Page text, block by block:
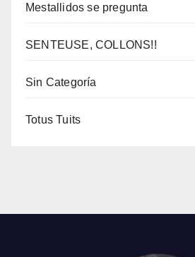
Mestallidos se pregunta
SENTEUSE, COLLONS!!
Sin Categoría
Totus Tuits